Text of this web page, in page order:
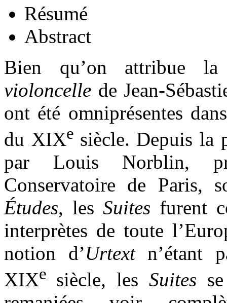
Résumé
Abstract
Bien qu’on attribue
violoncelle de Jean-
ont été omniprésentes
du XIXe siècle. Depuis la
par Louis Norblin,
Conservatoire de
Études, lesSuites furent
interprètes de toute
notion d’Urtextn’étant
XIXe siècle, les Suites